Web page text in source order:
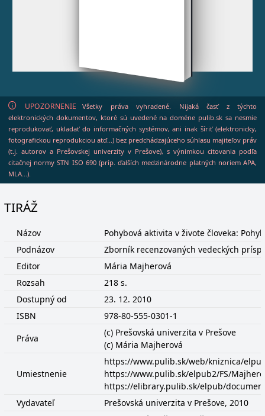
UPOZORNENIE
Všetky práva vyhradené. Nijaká časť z týchto
elektronických dokumentov, ktoré sú uvedené na doméne pulib.sk sa nesmie
reprodukovať, ukladať do informačných systémov, ani inak šíriť (elektronicky,
fotografickou reprodukciou atď...) bez predchádzajúceho súhlasu majiteľov práv
(t.j. autorov a Prešovskej univerzity v Prešove), s výnimkou citovania podľa
citačnej normy STN ISO 690 (príp. ďalších medzinárodne platných noriem APA,
MLA...).
TIRÁŽ
Názov
Pohybová aktivita v živote človeka:
Podnázov
Zborník recenzovaných vedeckých
Editor
Mária Majherová
Rozsah
218 s.
Dostupný od
23. 12. 2010
ISBN
978-80-555-0301-1
Práva
(c) Prešovská univerzita v Prešove
(c) Mária Majherová
Umiestnenie
https://www.pulib.sk/web/kniznica/
https://www.pulib.sk/elpub2/FS/
https://elibrary.pulib.sk/elpub/
Vydavateľ
Prešovská univerzita v Prešove, 2010